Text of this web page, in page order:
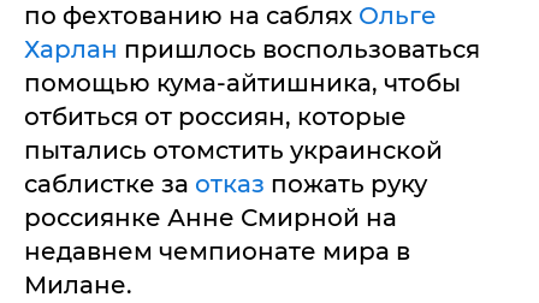
по фехтованию на саблях Ольге
Харлан пришлось воспользоваться
помощью кума-айтишника, чтобы
отбиться от россиян, которые
пытались отомстить украинской
саблистке за отказ пожать руку
россиянке Анне Смирной на
недавнем чемпионате мира в
Милане.